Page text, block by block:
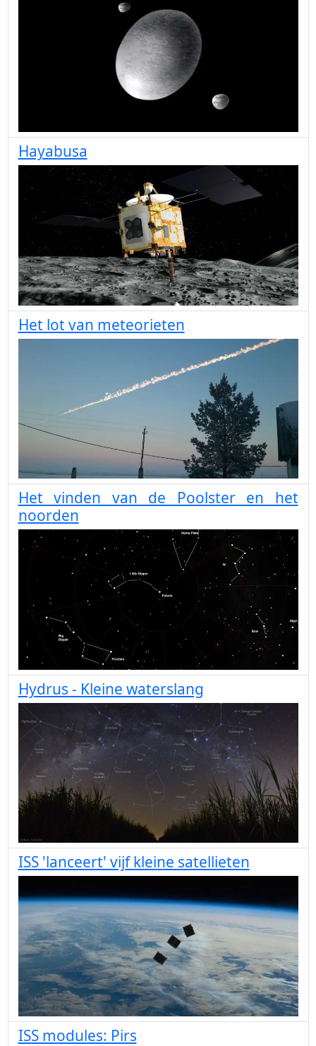
Hayabusa
Het lot van meteorieten
Het vinden van de Poolster en het
noorden
Hydrus - Kleine waterslang
ISS 'lanceert' vijf kleine satellieten
ISS modules: Pirs